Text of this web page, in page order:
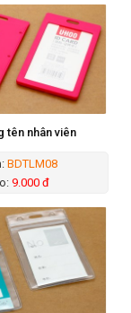
tên nhân viên
BDTLM08
9.000 đ